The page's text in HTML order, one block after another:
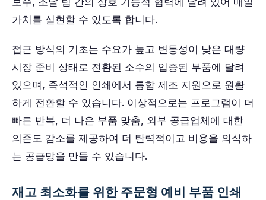
가치를 실현할 수 있도록 합니다.
접근 방식의 기초는 수요가 높고 변동성이 낮은 대량
시장 준비 상태로 전환된 소수의 입증된 부품에 달려
있으며, 즉석적인 인쇄에서 통합 제조 지원으로 원활
하게 전환할 수 있습니다. 이상적으로는 프로그램이 더
빠른 반복, 더 나은 부품 맞춤, 외부 공급업체에 대한
의존도 감소를 제공하여 더 탄력적이고 비용을 의식하
는 공급망을 만들 수 있습니다.
재고 최소화를 위한 주문형 예비 부품 인쇄